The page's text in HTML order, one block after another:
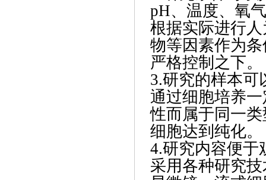
pH、温度、氧
根据实际进行
物等因素作为
严格控制之下。
3.研究的样本可
通过细胞培养
性而属于同一
细胞达到纯化。
4.研究内容便于
采用各种研究